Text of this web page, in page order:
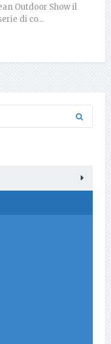
Outdoor Show il
di co…